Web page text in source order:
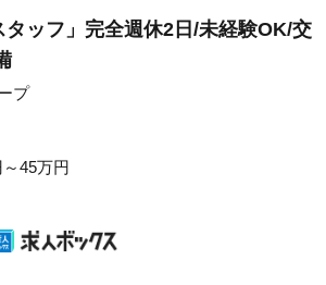
タッフ」完全週休2日/未経験OK/交
プ
45万円